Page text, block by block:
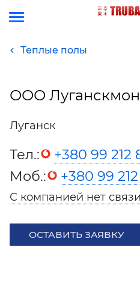
Теплые полы
ООО
Луганск
Тел.:
+380 99 212
Моб.:
+380 99
С компанией нет
ОСТАВИТЬ ЗАЯВКУ